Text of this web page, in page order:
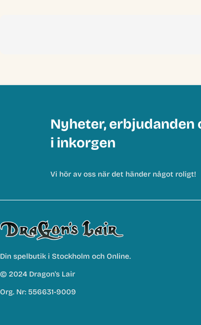
Nyheter, erbjudanden
i inkorgen
Vi hör av oss när det händer något roligt!
Din spelbutik i Stockholm och Online.
© 2024 Dragon's Lair
Org. Nr: 556631-9009